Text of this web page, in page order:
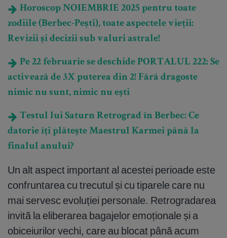
Horoscop NOIEMBRIE 2025 pentru toate
zodiile (Berbec-Pești), toate aspectele vieții:
Revizii și decizii sub valuri astrale!
Pe 22 februarie se deschide PORTALUL 222: Se
activează de 3X puterea din 2! Fără dragoste
nimic nu sunt, nimic nu ești
Testul lui Saturn Retrograd în Berbec: Ce
datorie îți plătește Maestrul Karmei până la
finalul anului?
Un alt aspect important al acestei perioade este
confruntarea cu trecutul și cu tiparele care nu
mai servesc evoluției personale. Retrogradarea
invită la eliberarea bagajelor emoționale și a
obiceiurilor vechi, care au blocat până acum